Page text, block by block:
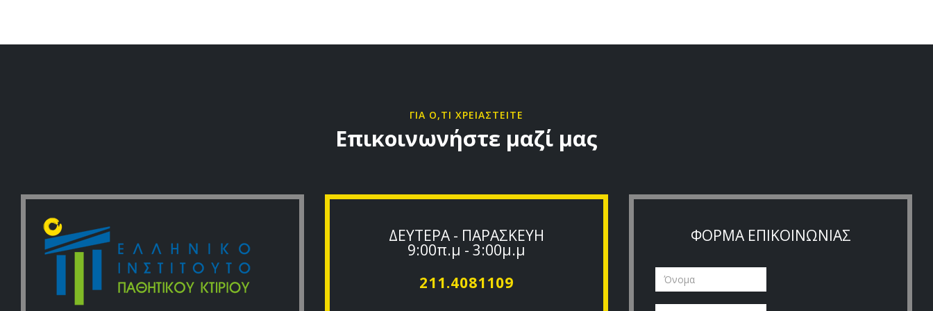
ΓΙΑ Ο,ΤΙ ΧΡΕΙΑΣΤΕΙΤΕ
Επικοινωνήστε μαζί μας
ΔΕΥΤΕΡΑ - ΠΑΡΑΣΚΕΥΗ
9:00π.μ - 3:00μ.μ
211.4081109
ΦΟΡΜΑ ΕΠΙΚΟΙΝΩΝΙΑΣ